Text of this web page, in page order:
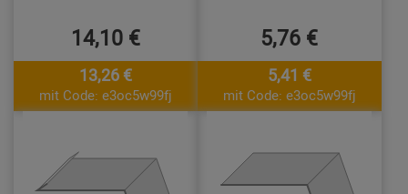
14,10 €
13,26 €
mit Code: e3oc5w99fj
5,76 €
5,41 €
mit Code: e3oc5w99fj